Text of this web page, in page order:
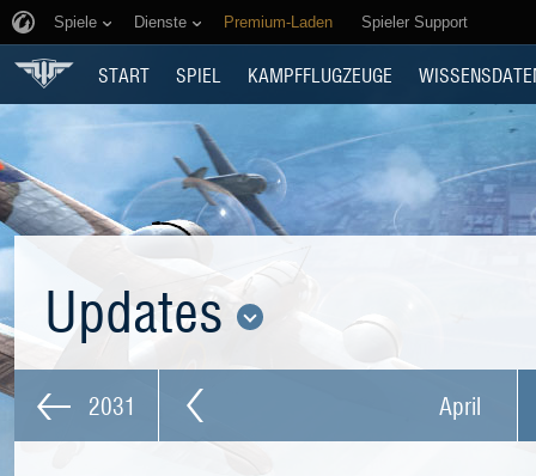
Spiele Dienste Premium-Laden Spieler Support
START SPIEL KAMPFFLUGZEUGE
Updates
2031 April